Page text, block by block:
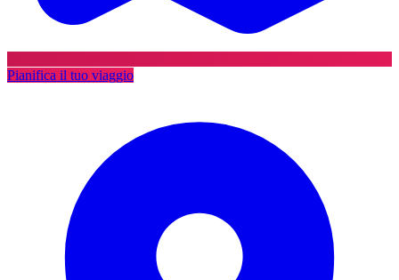
Pianifica il tuo viaggio